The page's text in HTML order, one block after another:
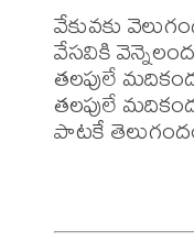
వేకువకు
వేసవికి
తలపులే
తలపులే
పాటకే